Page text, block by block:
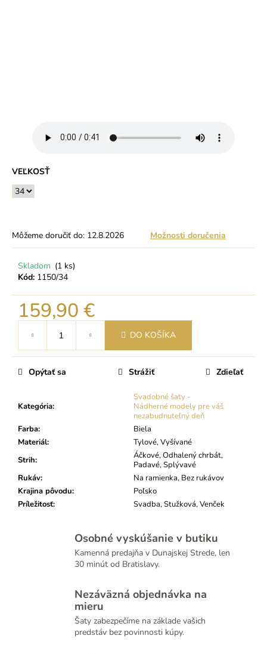
VEĽKOSŤ
Môžeme doručiť do: 12.8.2026 Možnosti doručenia
Skladom (1 ks)
Kód: 1150/34
159,90 €
cena:
DO KOŠÍKA
Kategória:
Svadobné šaty -
Nádherné modely pre váš
nezabudnuteľný deň
Farba:
Biela
Materiál:
Tylové, Vyšívané
Strih:
Áčkové, Odhalený chrbát,
Padavé, Splývavé
Rukáv:
Na ramienka, Bez rukávov
Krajina pôvodu:
Poľsko
Príležitosť: Svadba, Stužková, Venček
Opýtať sa Strážiť Zdieľať
Osobné vyskúšanie v butiku
Kamenná predajňa v Dunajskej Strede, len
30 minút od Bratislavy.
Nezáväzná objednávka na
mieru
Šaty zabezpečíme na základe vašich
predstáv bez povinnosti kúpy.